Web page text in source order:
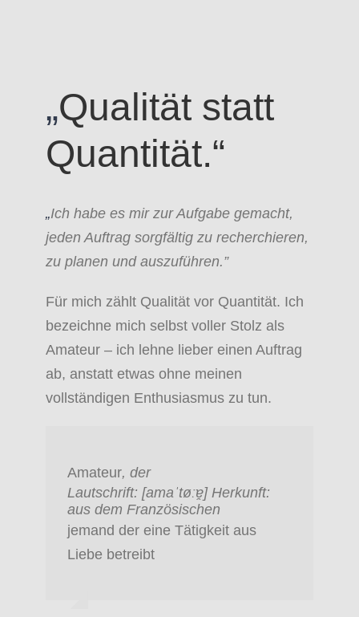
„Qualität statt
Quantität.“
„Ich habe es mir zur Aufgabe gemacht,
jeden Auftrag sorgfältig zu recherchieren,
zu planen und auszuführen.”
Für mich zählt Qualität vor Quantität. Ich
bezeichne mich selbst voller Stolz als
Amateur – ich lehne lieber einen Auftrag
ab, anstatt etwas ohne meinen
vollständigen Enthusiasmus zu tun.
Amateur, der
Lautschrift: [amaˈtøːɐ̯] Herkunft:
aus dem Französischen
jemand der eine Tätigkeit aus
Liebe betreibt